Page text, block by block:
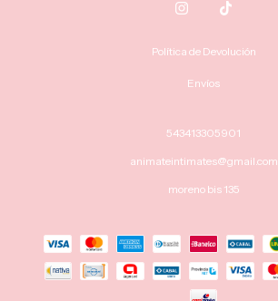
Política de Devolución
Envíos
543413305901
animateintimates@gmail.com
moreno bis 135